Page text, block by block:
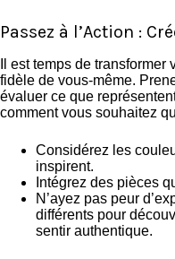
Passez à l’Action :
Il est temps de
fidèle de vous-même.
évaluer ce que
comment vous souhaitez
Considérez les
inspirent.
Intégrez des pièces
N’ayez pas peur
différents pour
sentir authentique.